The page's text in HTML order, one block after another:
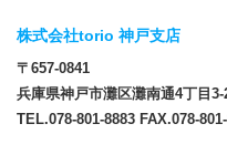
株式会社torio 神戸支店
〒657-0841
兵庫県神戸市灘区灘南通4丁目3-
TEL.078-801-8883 FAX.078-